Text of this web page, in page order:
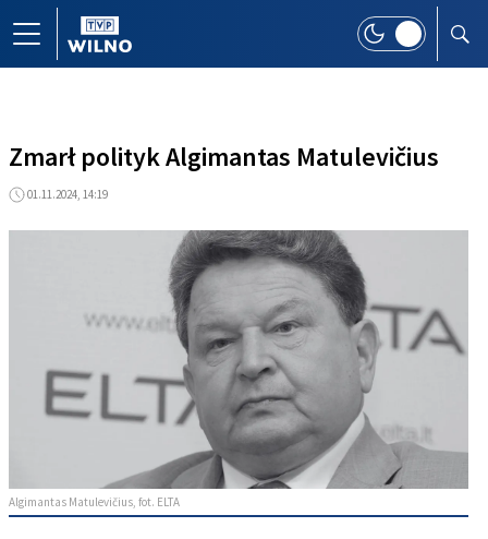
Zmarł polityk Algimantas Matulevičius
01.11.2024, 14:19
Algimantas Matulevičius, fot. ELTA